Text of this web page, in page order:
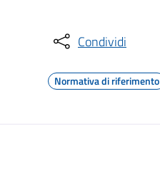
Condividi
Normativa di riferimento